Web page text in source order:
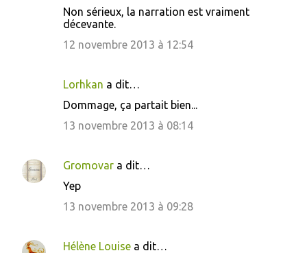
Non sérieux, la narration est vraiment
décevante.
12 novembre 2013 à 12:54
Lorhkan a dit…
Dommage, ça partait bien...
13 novembre 2013 à 08:14
Gromovar a dit…
Yep
13 novembre 2013 à 09:28
Hélène Louise a dit…